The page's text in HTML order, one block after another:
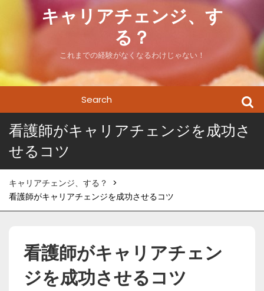
content
キャリアチェンジ、す
る？
これまでの経験がなくなるわけじゃない！
for:
看護師がキャリアチェンジを成功さ
せるコツ
キャリアチェンジ、する？ >
看護師がキャリアチェンジを成功させるコツ
看護師がキャリアチェン
ジを成功させるコツ